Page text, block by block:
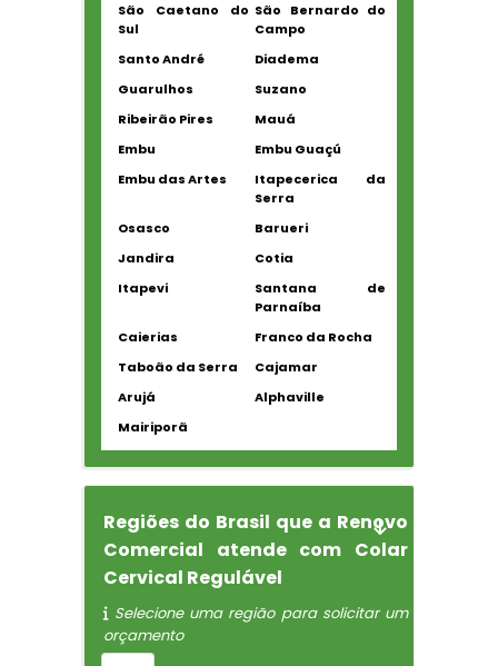
São Caetano do
Sul
São Bernardo do
Campo
Santo André
Diadema
Guarulhos
Suzano
Ribeirão Pires
Mauá
Embu
Embu Guaçú
Embu das Artes
Itapecerica da
Serra
Osasco
Barueri
Jandira
Cotia
Itapevi
Santana de
Parnaíba
Caierias
Franco da Rocha
Taboão da Serra
Cajamar
Arujá
Alphaville
Mairiporã
Regiões do Brasil que a Renovo
Comercial atende com Colar
Cervical Regulável
Selecione uma região para solicitar um
orçamento